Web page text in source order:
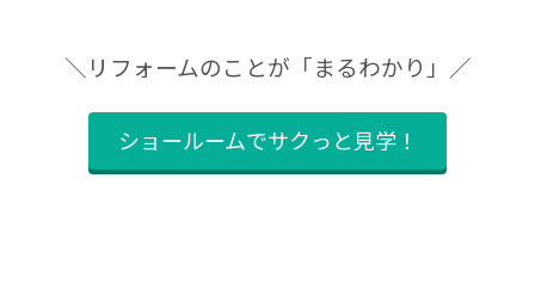
＼リフォームのことが「まるわかり」／
ショールームでサクっと見学！